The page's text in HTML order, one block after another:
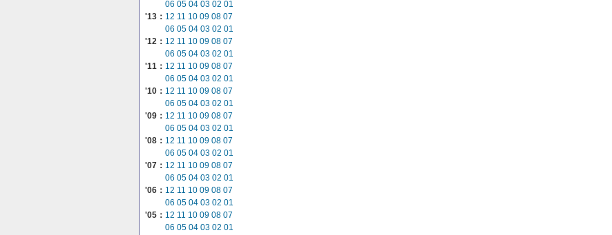
06 05 04 03 02 01
'13： 12 11 10 09 08 07
06 05 04 03 02 01
'12： 12 11 10 09 08 07
06 05 04 03 02 01
'11： 12 11 10 09 08 07
06 05 04 03 02 01
'10： 12 11 10 09 08 07
06 05 04 03 02 01
'09： 12 11 10 09 08 07
06 05 04 03 02 01
'08： 12 11 10 09 08 07
06 05 04 03 02 01
'07： 12 11 10 09 08 07
06 05 04 03 02 01
'06： 12 11 10 09 08 07
06 05 04 03 02 01
'05： 12 11 10 09 08 07
06 05 04 03 02 01